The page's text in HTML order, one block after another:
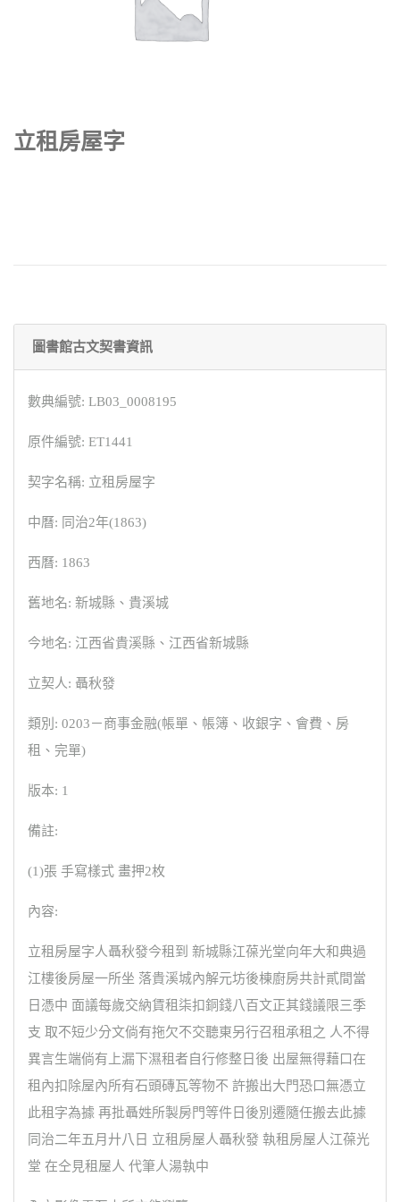
立租房屋字
圖書館古文契書資訊
數典編號: LB03_0008195
原件編號: ET1441
契字名稱: 立租房屋字
中曆: 同治2年(1863)
西曆: 1863
舊地名: 新城縣、貴溪城
今地名: 江西省貴溪縣、江西省新城縣
立契人: 聶秋發
類別: 0203－商事金融(帳單、帳簿、收銀字、會費、房
租、完單)
版本: 1
備註:
(1)張 手寫樣式 畫押2枚
內容:
立租房屋字人聶秋發今租到 新城縣江葆光堂向年大和典過
江樓後房屋一所坐 落貴溪城內解元坊後棟廚房共計貳間當
日憑中 面議每歲交納賃租柒扣銅錢八百文正其錢議限三季
支 取不短少分文倘有拖欠不交聽東另行召租承租之 人不得
異言生端倘有上漏下濕租者自行修整日後 出屋無得藉口在
租內扣除屋內所有石頭磚瓦等物不 許搬出大門恐口無憑立
此租字為據 再批聶姓所製房門等件日後別遷隨任搬去此據
同治二年五月廾八日 立租房屋人聶秋發 執租房屋人江葆光
堂 在仝見租屋人 代筆人湯執中